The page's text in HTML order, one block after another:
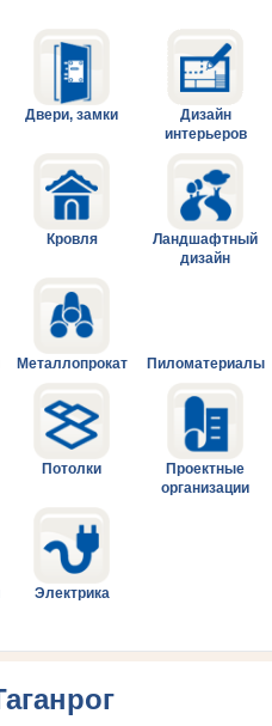
Двери, замки
Дизайн
интерьеров
Кровля
Ландшафтный
дизайн
Металлопрокат Пиломатериалы
Потолки
Проектные
организации
Электрика